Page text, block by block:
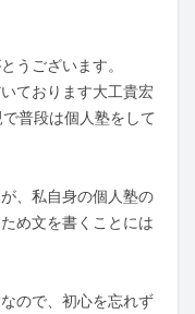
うございます。
ております大工貴宏
普段は個人塾をして
、私自身の個人塾の
め文を書くことには
ので、初心を忘れず